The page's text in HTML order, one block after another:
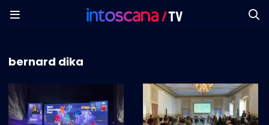
bernard dika